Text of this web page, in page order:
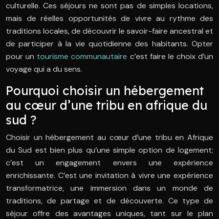
culturelle. Ces séjours ne sont pas de simples locations,
mais de réelles opportunités de vivre au rythme des
traditions locales, de découvrir le savoir-faire ancestral et
de participer à la vie quotidienne des habitants. Opter
pour un tourisme communautaire c’est faire le choix d’un
voyage qui a du sens.
Pourquoi choisir un hébergement
au cœur d’une tribu en afrique du
sud ?
Choisir un hébergement au cœur d’une tribu en Afrique
du Sud est bien plus qu’une simple option de logement;
c’est un engagement envers une expérience
enrichissante. C’est une invitation à vivre une expérience
transformatrice, une immersion dans un monde de
traditions, de partage et de découverte. Ce type de
séjour offre des avantages uniques, tant sur le plan